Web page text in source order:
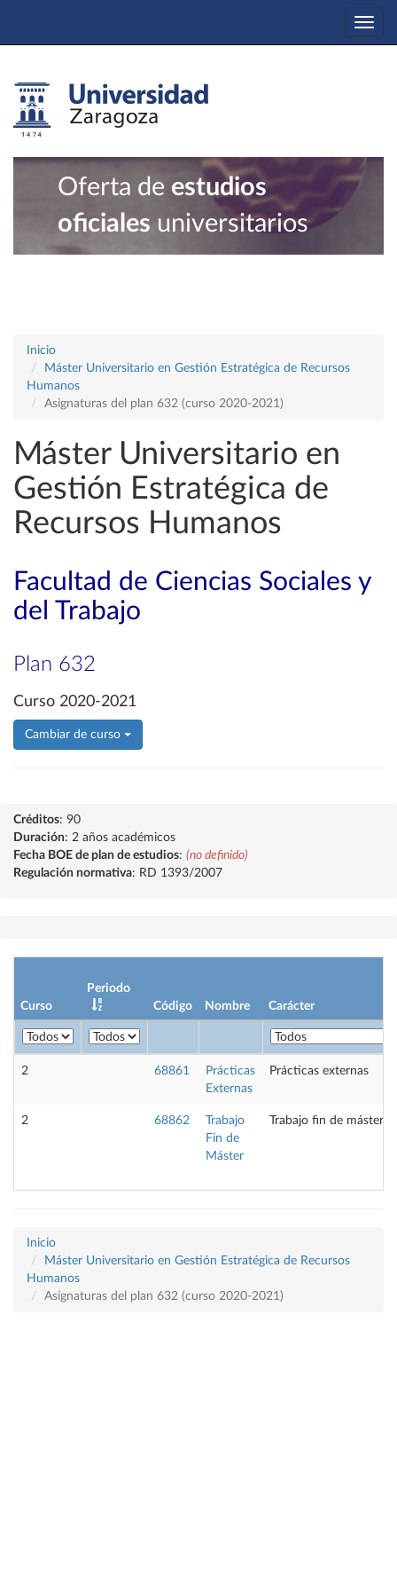
Oferta de estudios
oficiales universitarios
Inicio
Máster Universitario en Gestión Estratégica de Recursos
Humanos
Asignaturas del plan 632 (curso 2020-2021)
Máster Universitario en
Gestión Estratégica de
Recursos Humanos
Facultad de Ciencias Sociales y
del Trabajo
Plan 632
Curso 2020-2021
Cambiar de curso
Créditos: 90
Duración: 2 años académicos
Fecha BOE de plan de estudios: (no definido)
Regulación normativa: RD 1393/2007
Curso
Periodo
Código
Nombre Carácter
2 68861
Prácticas
Externas
Prácticas externas
2 68862
Trabajo
Fin de
Máster
Trabajo fin de máster
Inicio
Máster Universitario en Gestión Estratégica de Recursos
Humanos
Asignaturas del plan 632 (curso 2020-2021)